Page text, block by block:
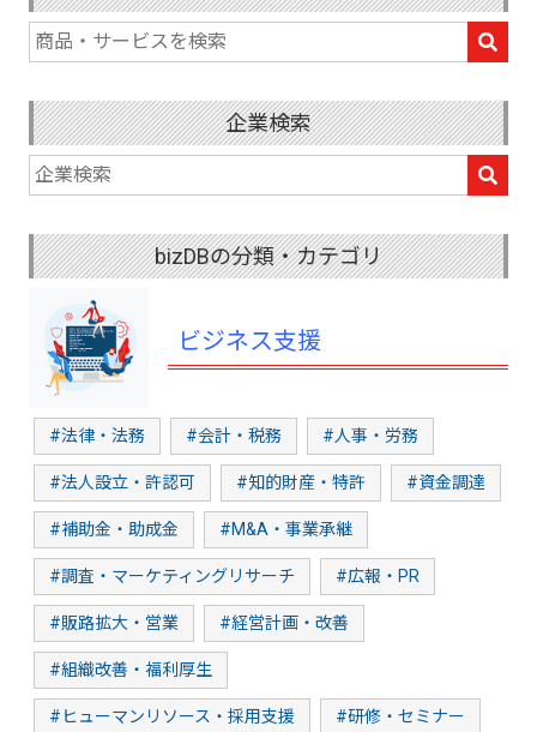
企業検索
bizDBの分類・カテゴリ
ビジネス支援
#法律・法務 #会計・税務 #人事・労務
#法人設立・許認可 #知的財産・特許 #資金調達
#補助金・助成金 #M&A・事業承継
#調査・マーケティングリサーチ #広報・PR
#販路拡大・営業 #経営計画・改善
#組織改善・福利厚生
#ヒューマンリソース・採用支援 #研修・セミナー